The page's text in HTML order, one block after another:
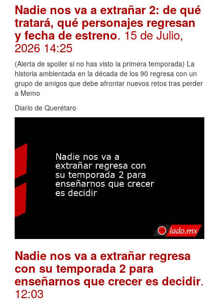
Nadie nos va a extrañar 2: de qué
tratará, qué personajes regresan
y fecha de estreno. 15 de Julio,
2026 14:25
(Alerta de spoiler si no has visto la primera temporada) La
historia ambientada en la década de los 90 regresa con un
grupo de amigos que debe afrontar nuevos retos tras perder
a Memo
Diario de Querétaro
Nadie nos va a extrañar regresa
con su temporada 2 para
enseñarnos que crecer es decidir.
12:03